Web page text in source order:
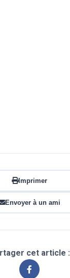
Imprimer
Envoyer à un ami
cet article :